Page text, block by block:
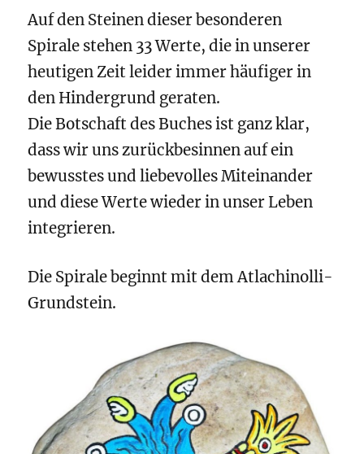
Auf den Steinen dieser besonderen
Spirale stehen 33 Werte, die in unserer
heutigen Zeit leider immer häufiger in
den Hindergrund geraten.
Die Botschaft des Buches ist ganz klar,
dass wir uns zurückbesinnen auf ein
bewusstes und liebevolles Miteinander
und diese Werte wieder in unser Leben
integrieren.
Die Spirale beginnt mit dem Atlachinolli-
Grundstein.